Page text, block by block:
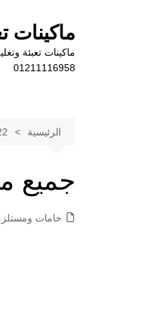
ماكينات
01211116958
الرئيسية
جميع
خامات